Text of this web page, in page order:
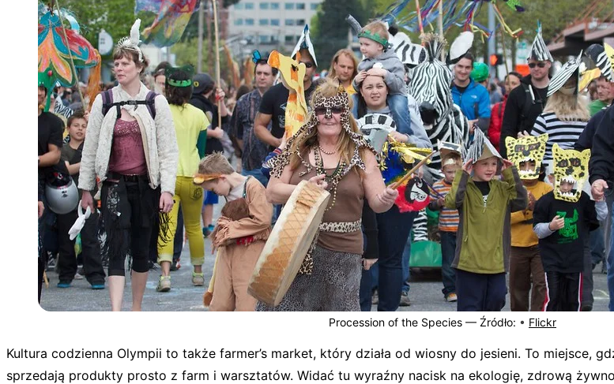
Procession of the Species — Źródło: • Flickr
Kultura codzienna Olympii to także farmer’s market, który działa od wiosny do jesieni. To miejsce,
sprzedają produkty prosto z farm i warsztatów. Widać tu wyraźny nacisk na ekologię, zdrową